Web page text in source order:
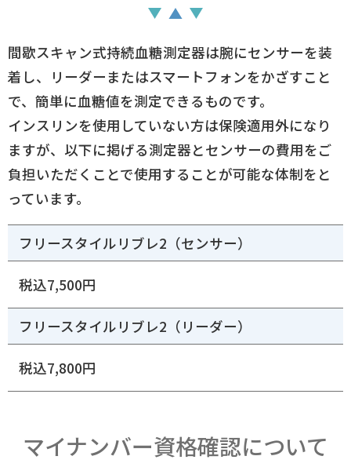
間歇スキャン式持続血糖測定器は腕にセンサーを装
着し、リーダーまたはスマートフォンをかざすこと
で、簡単に血糖値を測定できるものです。
インスリンを使用していない方は保険適用外になり
ますが、以下に掲げる測定器とセンサーの費用をご
負担いただくことで使用することが可能な体制をと
っています。
フリースタイルリブレ2（センサー）
税込7,500円
フリースタイルリブレ2（リーダー）
税込7,800円
マイナンバー資格確認について